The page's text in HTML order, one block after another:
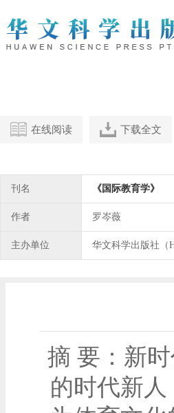
在线阅读 下载全文
刊名 《国际教育学》
作者 罗岑薇
主办单位 华文科学出版社（
摘 要：新
的时代新